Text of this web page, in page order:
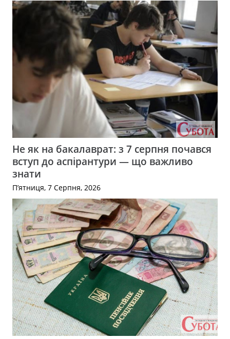
Не як на бакалаврат: з 7 серпня почався
вступ до аспірантури — що важливо
знати
П’ятниця, 7 Серпня, 2026